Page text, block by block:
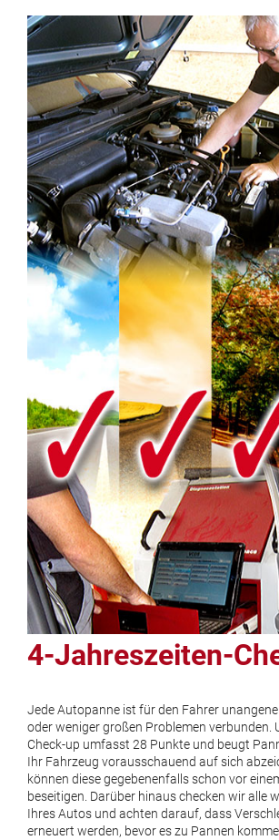
4-Jahreszeiten-
Jede Autopanne ist für den Fahrer
oder weniger großen Problemen verbunden.
Check-up umfasst 28 Punkte und beugt
Ihr Fahrzeug vorausschauend auf sich
können diese gegebenenfalls schon vor
beseitigen. Darüber hinaus checken wir alle
Ihres Autos und achten darauf, dass
erneuert werden, bevor es zu Pannen